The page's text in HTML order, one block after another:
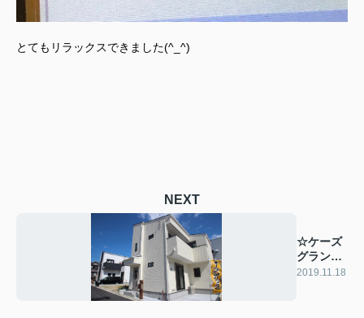
とてもリラックスできました(^_^)
NEXT
☆ケーズ
グランデ
井高野☆
2019.11.18